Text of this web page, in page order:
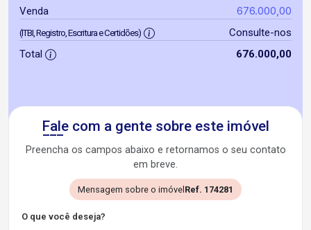
Venda 676.000,00
(ITBI, Registro, Escritura e Certidões)
Consulte-nos
Total
676.000,00
Fale com a gente sobre este imóvel
Preencha os campos abaixo e retornamos o seu contato
em breve.
Mensagem sobre o imóvel Ref. 174281
O que você deseja?